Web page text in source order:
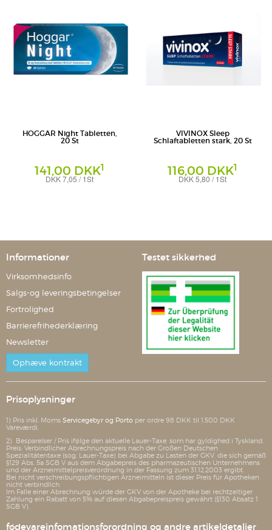
HOGGAR Night Tabletten,
20 St
141,00 DKK1
DKK 7,05 / 1St
VIVINOX Sleep
Schlaftabletten stark, 20 St
116,00 DKK1
DKK 5,80 / 1St
Informationer
Virksomhedsinfo
Salgs-og leveringsbetingelser
Fortrolighed
Barrierefrihederklæring
Newsletter
Ophæve kontrakt
Testet sikkerhed
Prisoplysninger
1) Pris inkl. Moms Servicegebyr og Porto per ordre 98 DKK til 1.500 DKK
Vareværdi.
2) Besparelser / Pris ifølge den aktuelle Lauer-Taxe, som har gyldighed i Tyskland.
Preis: Verbindlicher Abrechnungspreis nach der Großen Deutschen
Spezialitätentaxe (sog. Lauer-Taxe) bei Abgabe zu Lasten der GKV, die sich gemäß
§129 Abs. 5a SGB V aus dem Abgabepreis des pharmazeutischen Unternehmens
und der Arzneimittelpreisverordnung in der Fassung zum 31.12.2003 ergibt.
Bei nicht verschreibungspflichtigen Arzneimitteln ist dieser Preis für Apotheken
nicht verbindlich.
Im Falle einer Abrechnung würde der GKV von der Apotheke bei rechtzeitiger
Zahlung ein Rabatt von 5% auf diesen Abgabepreispreis gewährt (§130 Absatz 1
SGB V).
fødevareinfomationsforordning og andre artikeldetaljer